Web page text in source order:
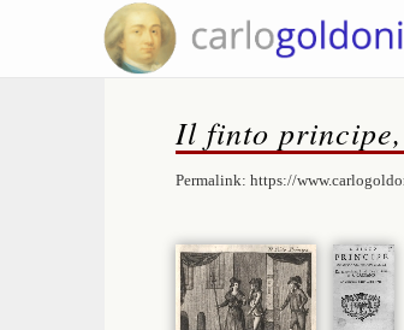
Il finto principe,
Permalink: https://